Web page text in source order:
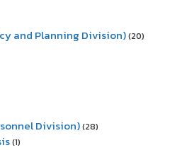
and Planning Division)(20)
Division)(28)
(1)